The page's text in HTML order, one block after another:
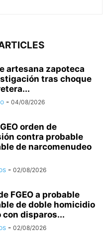
artesana zapoteca
tras choque
- 04/08/2026
orden de
contra probable
de narcomenudeo
- 02/08/2026
FGEO a probable
de doble homicidio
con disparos...
- 02/08/2026